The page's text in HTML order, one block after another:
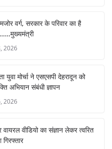
वर्ग, सरकार के परिवार का है
2026
युवा मोर्चा ने एसएसपी देहरादून को
अभियान संबंधी ज्ञापन
2026
वायरल वीडियो का संज्ञान लेकर त्वरित